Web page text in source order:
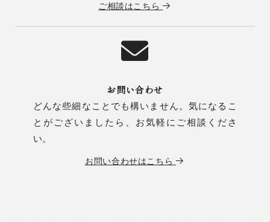
ご相談はこちら
お問い合わせ
どんな些細なことでも構いません。気になるこ
とがございましたら、お気軽にご相談くださ
い。
お問い合わせはこちら